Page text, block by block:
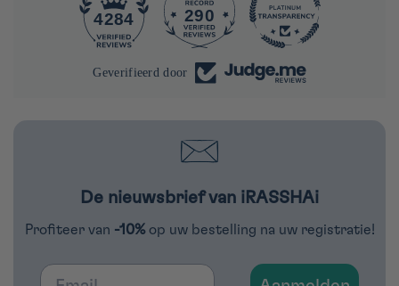
4284 290
Geverifieerd door
De nieuwsbrief van iRASSHAi
Profiteer van -10% op uw bestelling na uw registratie!
Email